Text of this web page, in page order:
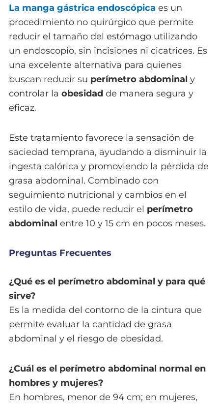
La manga gástrica endoscópica es un
procedimiento no quirúrgico que permite
reducir el tamaño del estómago utilizando
un endoscopio, sin incisiones ni cicatrices. Es
una excelente alternativa para quienes
buscan reducir su perímetro abdominal y
controlar la obesidad de manera segura y
eficaz.
Este tratamiento favorece la sensación de
saciedad temprana, ayudando a disminuir la
ingesta calórica y promoviendo la pérdida de
grasa abdominal. Combinado con
seguimiento nutricional y cambios en el
estilo de vida, puede reducir el perímetro
abdominal entre 10 y 15 cm en pocos meses.
Preguntas Frecuentes
¿Qué es el perímetro abdominal y para qué
sirve?
Es la medida del contorno de la cintura que
permite evaluar la cantidad de grasa
abdominal y el riesgo de obesidad.
¿Cuál es el perímetro abdominal normal en
hombres y mujeres?
En hombres, menor de 94 cm; en mujeres,